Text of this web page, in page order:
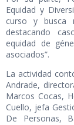
Equidad y
curso y busca
destacando
equidad de
asociados”.
La actividad
Andrade,
Marcos Cocas,
Cuello, jefa
De Personas,